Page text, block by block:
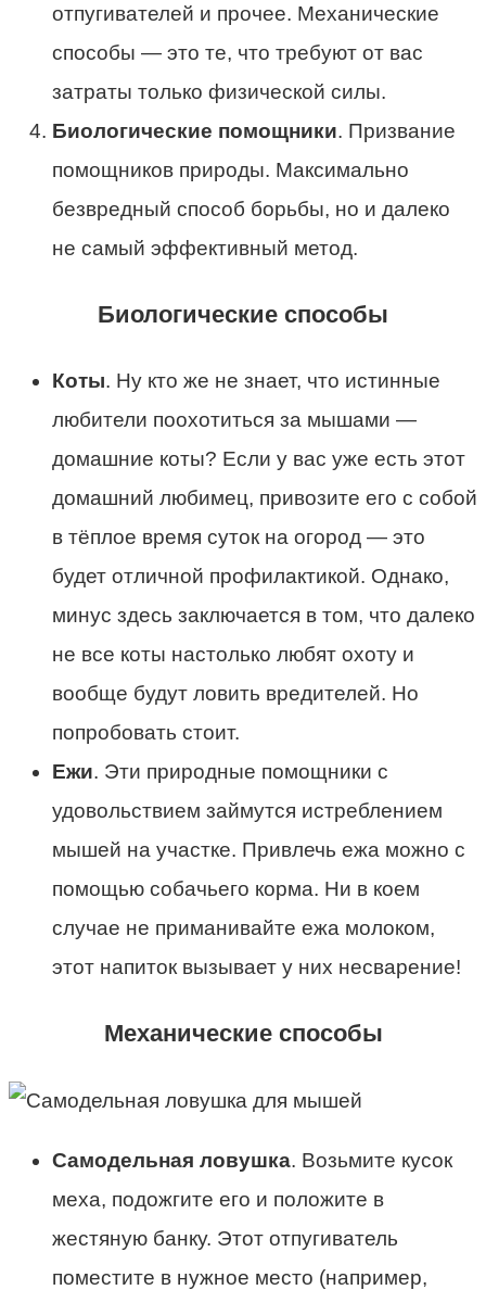
отпугивателей и прочее. Механические
способы — это те, что требуют от вас
затраты только физической силы.
Биологические помощники. Призвание
помощников природы. Максимально
безвредный способ борьбы, но и далеко
не самый эффективный метод.
Биологические способы
Коты. Ну кто же не знает, что истинные
любители поохотиться за мышами —
домашние коты? Если у вас уже есть этот
домашний любимец, привозите его с собой
в тёплое время суток на огород — это
будет отличной профилактикой. Однако,
минус здесь заключается в том, что далеко
не все коты настолько любят охоту и
вообще будут ловить вредителей. Но
попробовать стоит.
Ежи. Эти природные помощники с
удовольствием займутся истреблением
мышей на участке. Привлечь ежа можно с
помощью собачьего корма. Ни в коем
случае не приманивайте ежа молоком,
этот напиток вызывает у них несварение!
Механические способы
Самодельная ловушка. Возьмите кусок
меха, подожгите его и положите в
жестяную банку. Этот отпугиватель
поместите в нужное место (например,